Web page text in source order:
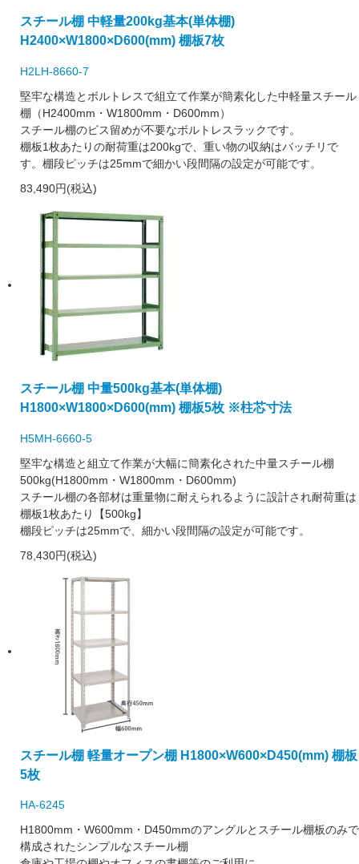
スチール棚 中軽量200kg基本(単体棚)
H2400×W1800×D600(mm) 棚板7枚
H2LH-8660-7
堅牢な構造とボルトレスで組立て作業が簡素化した中軽量スチール
棚（H2400mm・W1800mm・D600mm）
スチール棚のビス留めが不要なボルトレスラックです。
棚板1枚あたりの耐荷重は200kgで、重い物の収納はバッチリで
す。棚段ピッチは25mmで細かい段間隔の設定が可能です。
83,490円(税込)
スチール棚 中量500kg基本(単体棚)
H1800×W1800×D600(mm) 棚板5枚 ※柱芯寸法
H5MH-6660-5
堅牢な構造と組立て作業が大幅に簡素化された中量スチール棚
500kg(H1800mm・W1800mm・D600mm)
スチール棚の各部材は重量物に耐えられるように設計され耐荷重は
棚板1枚あたり【500kg】
棚段ピッチは25mmで、細かい段間隔の設定が可能です。
78,430円(税込)
スチール棚 軽量オープン棚 H1800×W600×D450(mm) 棚板
5枚
HA-6245
H1800mm・W600mm・D450mmのアングルとスチール棚板のみで
構成されたシンプルなスチール棚